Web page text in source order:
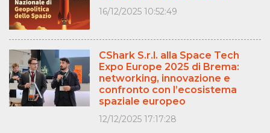
16/12/2025 10:52:49
CShark S.r.l. alla Space Tech
Expo Europe 2025 di Brema:
networking, innovazione e
confronto con l’ecosistema
spaziale europeo
12/12/2025 17:17:28